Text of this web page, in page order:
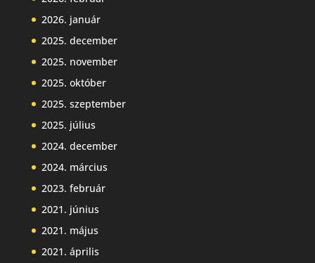
2026. január
2025. december
2025. november
2025. október
2025. szeptember
2025. július
2024. december
2024. március
2023. február
2021. június
2021. május
2021. április